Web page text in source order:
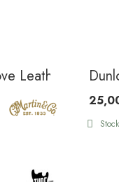
Leather Strap